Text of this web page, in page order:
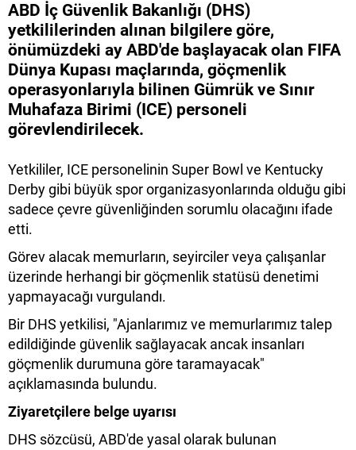
ABD İç Güvenlik Bakanlığı (DHS)
yetkililerinden alınan bilgilere göre,
önümüzdeki ay ABD'de başlayacak olan FIFA
Dünya Kupası maçlarında, göçmenlik
operasyonlarıyla bilinen Gümrük ve Sınır
Muhafaza Birimi (ICE) personeli
görevlendirilecek.
Yetkililer, ICE personelinin Super Bowl ve Kentucky
Derby gibi büyük spor organizasyonlarında olduğu gibi
sadece çevre güvenliğinden sorumlu olacağını ifade
etti.
Görev alacak memurların, seyirciler veya çalışanlar
üzerinde herhangi bir göçmenlik statüsü denetimi
yapmayacağı vurgulandı.
Bir DHS yetkilisi, "Ajanlarımız ve memurlarımız talep
edildiğinde güvenlik sağlayacak ancak insanları
göçmenlik durumuna göre taramayacak"
açıklamasında bulundu.
Ziyaretçilere belge uyarısı
DHS sözcüsü, ABD'de yasal olarak bulunan